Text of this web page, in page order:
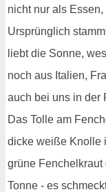
nicht nur als
Ursprünglich
liebt die Sonne,
noch aus Italien,
auch bei uns in der
Das Tolle am
dicke weiße Knolle
grüne Fenchelkraut
Tonne - es